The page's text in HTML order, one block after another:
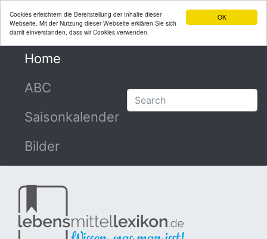
OK
Cookies erleichtern die Bereitstellung der Inhalte dieser
Webseite. Mit der Nutzung dieser Webseite erklären Sie sich
damit einverstanden, dass wir Cookies verwenden.
Home
ABC
Saisonkalender
Bilder